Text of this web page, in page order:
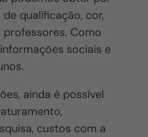
qualificação, cor,
Como
sociais e
ainda é possível
custos com a